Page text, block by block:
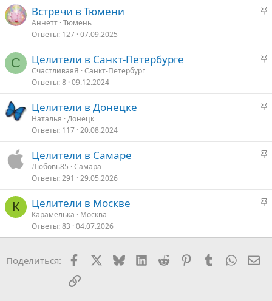
З
р
е
н
Встречи в Тюмени
Аннетт Тюмень
Ответы 127 07.09.2025
С
З
р
е
н
Целители в Санкт-Петербурге
СчастливаяЯ Санкт-Петербург
Ответы 8 09.12.2024
З
р
е
н
Целители в Донецке
Наталья Донецк
Ответы 117 20.08.2024
З
р
е
Целители в Самаре
Любовь85 Самара
Ответы 291 29.05.2026
К
З
р
Целители в Москве
Карамелька
Москва
Ответы 83 04.07.2026
Поделиться: Facebook BlueskyLinkedIn
Reddit PinterestTumblr
Ссылка